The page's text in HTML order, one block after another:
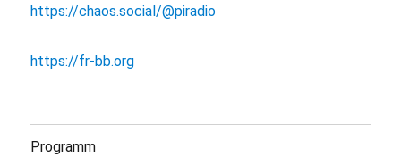
https://chaos.social/@piradio
https://fr-bb.org
Programm